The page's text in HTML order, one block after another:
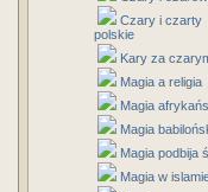
Czary i czarty
polskie
Kary za
Magia a religia
Magia
Magia
Magia podbija
Magia w